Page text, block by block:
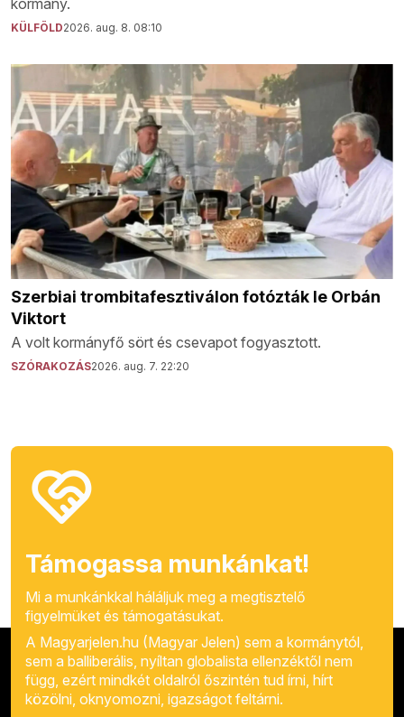
KÜLFÖLD2026. aug. 8. 08:10
Szerbiai trombitafesztiválon fotózták le Orbán
Viktort
A volt kormányfő sört és csevapot fogyasztott.
SZÓRAKOZÁS2026. aug. 7. 22:20
Támogassa munkánkat!
Mi a munkánkkal háláljuk meg a megtisztelő
figyelmüket és támogatásukat.
A Magyarjelen.hu (Magyar Jelen) sem a kormánytól,
sem a balliberális, nyíltan globalista ellenzéktől nem
függ, ezért mindkét oldalról őszintén tud írni, hírt
közölni, oknyomozni, igazságot feltárni.